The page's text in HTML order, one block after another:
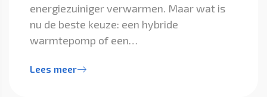
energiezuiniger verwarmen. Maar wat is
nu de beste keuze: een hybride
warmtepomp of een…
Lees meer